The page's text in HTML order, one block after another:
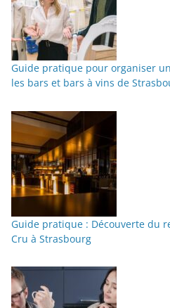
Guide pratique pour organiser
les bars et bars à vins de
Guide pratique : Découverte du
Cru à Strasbourg